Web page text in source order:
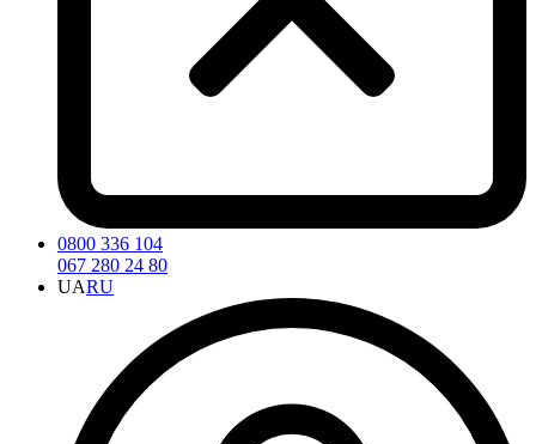
0800 336 104
067 280 24 80
UARU